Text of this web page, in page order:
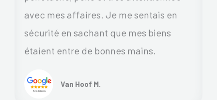
avec mes affaires. Je me sentais en
sécurité en sachant que mes biens
étaient entre de bonnes mains.
Van Hoof M.